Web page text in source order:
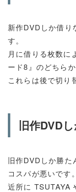
新作DVDしか借り
す。
月に借りる枚数に
ード8』のどちら
これらは後で切り
旧作DVD
旧作DVDしか勝た
コスパが悪いです。
近所に TSUTAYA